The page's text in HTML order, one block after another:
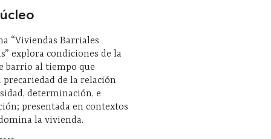
“Viviendas Barriales
explora condiciones de la
barrio al tiempo que
precariedad de la relación
determinación, e
presentada en contextos
la vivienda.